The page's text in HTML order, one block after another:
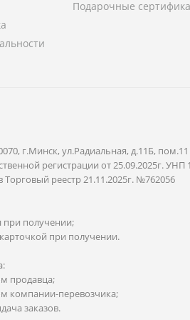
Подарочные
г.Минск, ул.Радиальная, д.11Б, пом.11
регистрации от 25.09.2025г. УНП
Торговый реестр 21.11.2025г. №762056
получении;
при получении.
продавца;
компании-перевозчика;
заказов.